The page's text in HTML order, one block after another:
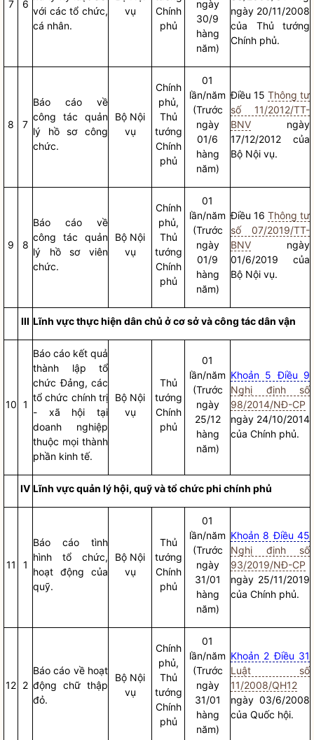
7 6
với các tổ chức,
cá nhân.
vụ
Chính
phủ
ngày
30/9
hàng
năm)
ngày 20/11/2008
của Thủ tướng
Chính phủ.
8 7
Báo cáo về
công tác quản
lý hồ sơ công
chức.
Bộ Nội
vụ
Chính
phủ,
Thủ
tướng
Chính
phủ
01
lần/năm
(Trước
ngày
01/6
hàng
năm)
Điều 15 Thông tư
số 11/2012/TT-
BNV ngày
17/12/2012 của
Bộ Nội vụ.
9 8
Báo cáo về
công tác quản
lý hồ sơ viên
chức.
Bộ Nội
vụ
Chính
phủ,
Thủ
tướng
Chính
phủ
01
lần/năm
(Trước
ngày
01/9
hàng
năm)
Điều 16 Thông tư
số 07/2019/TT-
BNV ngày
01/6/2019 của
Bộ Nội vụ.
III Lĩnh vực thực hiện dân chủ ở cơ sở vàcông tácdân vận
10 1
Báo cáo kết quả
thành lập tổ
chức Đảng, các
tổ chức chính trị
- xã hội tại
doanh nghiệp
thuộc mọi thành
phần kinh tế.
Bộ Nội
vụ
Thủ
tướng
Chính
phủ
01
lần/năm
(Trước
ngày
25/12
hàng
năm)
Khoản 5 Điều 9
Nghị định số
98/2014/NĐ-CP
ngày 24/10/2014
của Chính phủ.
IV Lĩnh vực quản lý hội, quỹ và tổ chức phi chính phủ
11 1
Báo cáo tình
hình tổ chức,
hoạt động của
quỹ.
Bộ Nội
vụ
Thủ
tướng
Chính
phủ
01
lần/năm
(Trước
ngày
31/01
hàng
năm)
Khoản 8 Điều 45
Nghị định số
93/2019/NĐ-CP
ngày 25/11/2019
của Chính phủ.
12 2
Báo cáo về hoạt
động chữ thập
đỏ.
Bộ Nội
vụ
Chính
phủ,
Thủ
tướng
Chính
phủ
01
lần/năm
(Trước
ngày
31/01
hàng
năm)
Khoản 2 Điều 31
Luật số
11/2008/QH12
ngày 03/6/2008
của Quốc hội.